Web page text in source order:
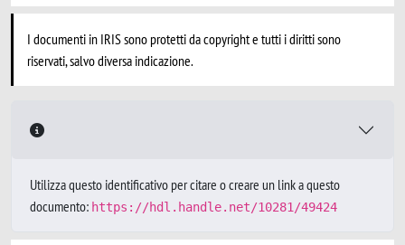
I documenti in IRIS sono protetti da copyright e tutti i diritti sono
riservati, salvo diversa indicazione.
Utilizza questo identificativo per citare o creare un link a questo
documento: https://hdl.handle.net/10281/49424